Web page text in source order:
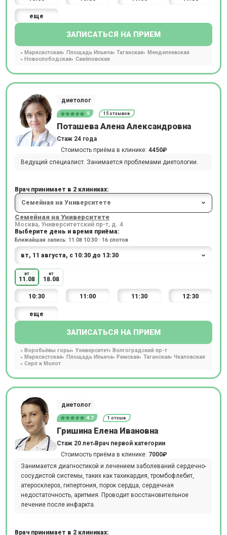
еще
ЗАПИСАТЬСЯ НА ПРИЕМ
Марксистская Площадь Ильича Таганская
Менделеевская
Новослободская
Савёловская
диетолог
5 15 отзывов
Поташева Алена Александровна
Стаж 24 года
Стоимость приёма в клинике: 4450₽
Ведущий специалист. Занимается проблемами диетологии.
Врач принимает в 2 клиниках:
Семейная на Университете
Москва, Университетский пр-т, д. 4
Выберите день и время приёма:
Ближайшая запись: 11.08 10:30 · 16 слотов
вт
11.08
вт
18.08
10:30 11:00 11:30 12:30
еще
ЗАПИСАТЬСЯ НА ПРИЕМ
Воробьёвы горы Университет Волгоградский пр-т
Марксистская
Площадь Ильича Римская Таганская
Чкаловская
Серп и Молот
диетолог
4.7 1 отзыв
Гришина Елена Ивановна
Стаж 20 лет Врач первой категории
Стоимость приёма в клинике: 7000₽
Занимается диагностикой и лечением заболеваний сердечно-
сосудистой системы, таких как тахикардия, тромбофлебит,
атеросклероз, гипертония, порок сердца, сердечная
недостаточность, аритмия. Проводит восстановительное
лечение после инфаркта.
Врач принимает в 2 клиниках: